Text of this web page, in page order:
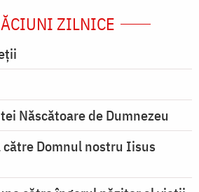
ZILNICE
Născătoare de Dumnezeu
către Domnul nostru Iisus